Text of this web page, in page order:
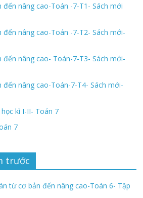
đến nâng cao-Toán -7-T1- Sách mới
đến nâng cao-Toán -7-T2- Sách mới-
đến nâng cao- Toán-7-T3- Sách mới-
đến nâng cao-Toán-7-T4- Sách mới-
kì I-II- Toán 7
7
trước
từ cơ bản đến nâng cao-Toán 6- Tập